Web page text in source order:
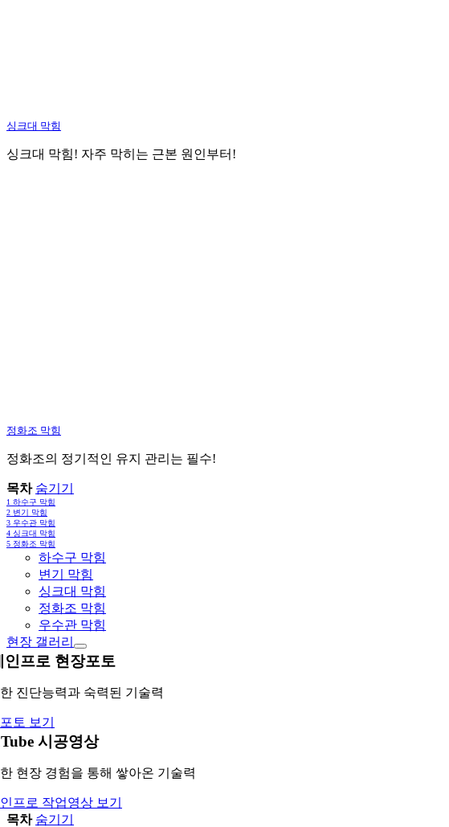
싱크대 막힘
싱크대 막힘! 자주 막히는 근본 원인부터!
정화조 막힘
정화조의 정기적인 유지 관리는 필수!
목차 숨기기
1 하수구 막힘
2 변기 막힘
3 우수관 막힘
4 싱크대 막힘
5 정화조 막힘
하수구 막힘
변기 막힘
싱크대 막힘
정화조 막힘
우수관 막힘
현장 갤러리
인프로 현장포토
진단능력과 숙력된 기술력
토 보기
시공영상
현장 경험을 통해 쌓아온 기술력
프로 작업영상 보기
목차 숨기기